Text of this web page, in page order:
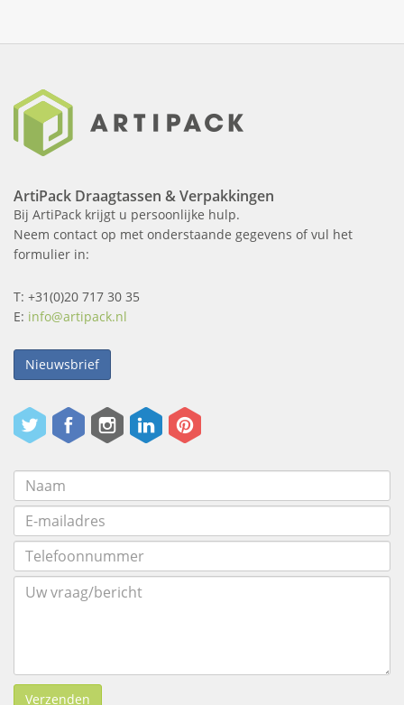
ArtiPack Draagtassen & Verpakkingen
Bij ArtiPack krijgt u persoonlijke hulp.
Neem contact op met onderstaande gegevens of vul het
formulier in:
T: +31(0)20 717 30 35
E: info@artipack.nl
Nieuwsbrief
Verzenden